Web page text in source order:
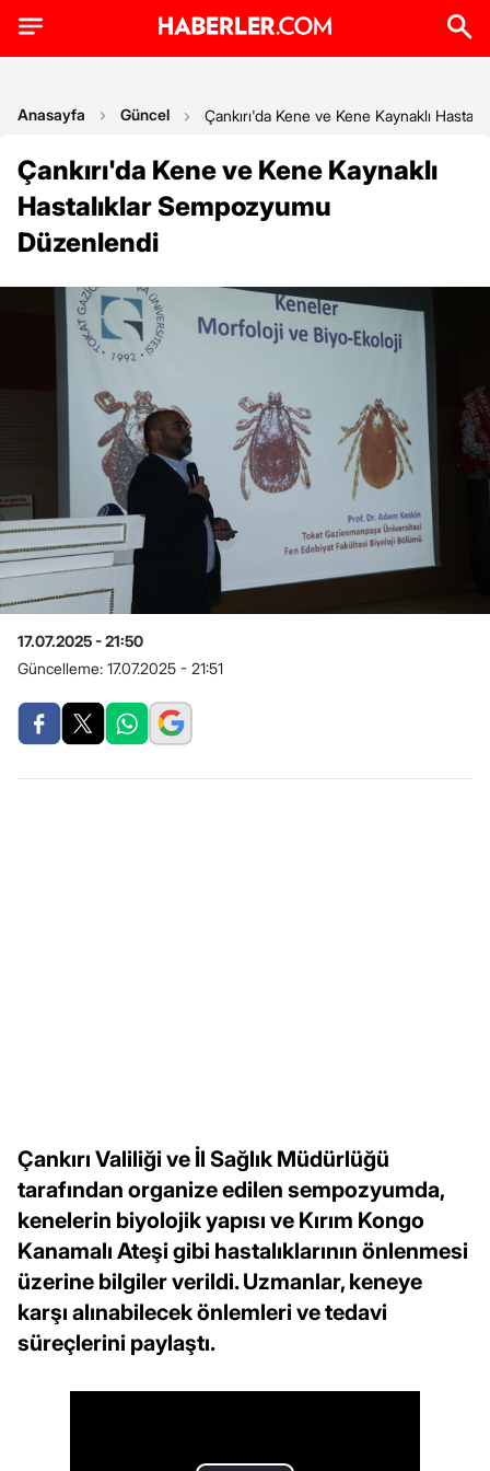
Anasayfa Güncel Çankırı'da Kene ve Kene Kaynaklı
Çankırı'da Kene ve Kene Kaynaklı
Hastalıklar Sempozyumu
Düzenlendi
17.07.2025 - 21:50
Güncelleme: 17.07.2025 - 21:51
Çankırı Valiliği ve İl Sağlık Müdürlüğü
tarafından organize edilen sempozyumda,
kenelerin biyolojik yapısı ve Kırım Kongo
Kanamalı Ateşi gibi hastalıklarının önlenmesi
üzerine bilgiler verildi. Uzmanlar, keneye
karşı alınabilecek önlemleri ve tedavi
süreçlerini paylaştı.